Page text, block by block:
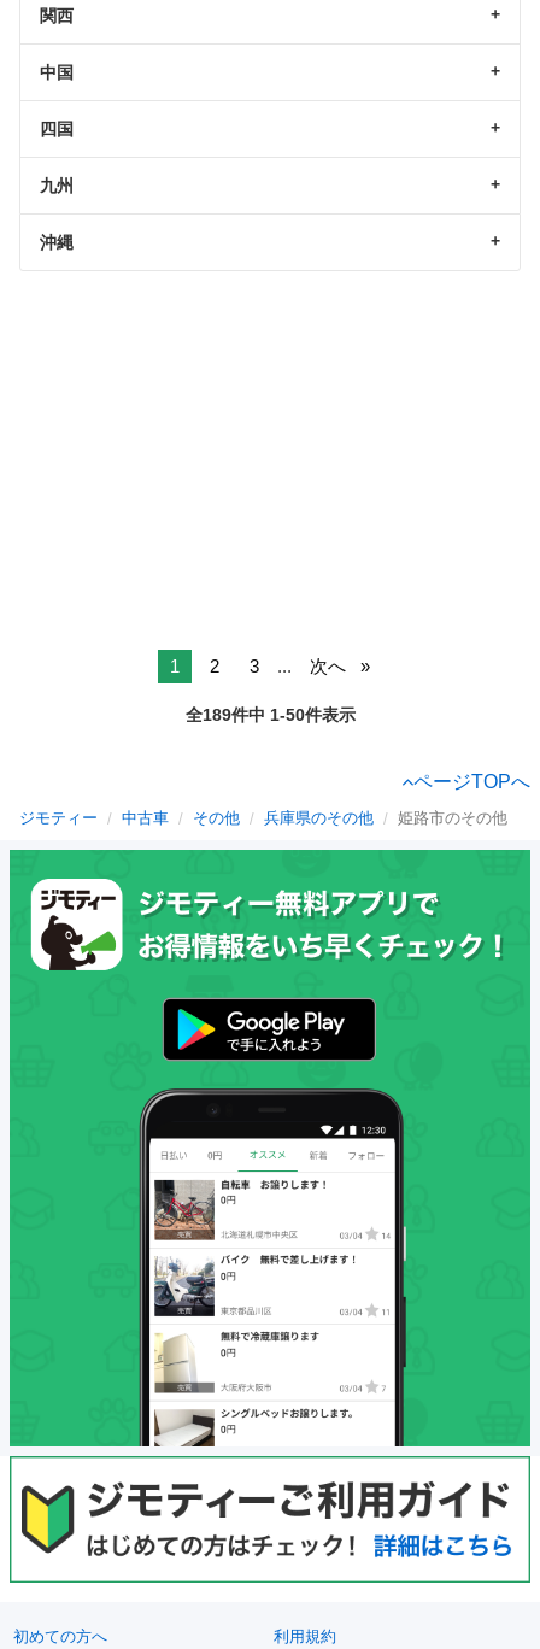
関西
中国
四国
九州
沖縄
1 2 3 ... 次へ
全189件中 1-50件表示
ページTOPへ
ジモティー 中古車 その他 兵庫県のその他 姫路市のその他
初めての方へ 利用規約